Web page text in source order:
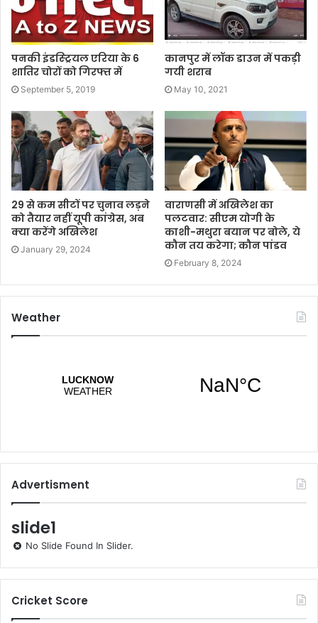
पनकी इंडस्ट्रियल एरिया के 6
शातिर चोरों को गिरफ्त में
September 5, 2019
कानपुर में लॉक डाउन में पकड़ी
गयी शराब
May 10, 2021
29 से कम सीटों पर चुनाव लड़ने
को तैयार नहीं यूपी कांग्रेस, अब
क्या करेंगे अखिलेश
January 29, 2024
वाराणसी में अखिलेश का
पलटवार: सीएम योगी के
काशी-मथुरा बयान पर बोले, ये
कौन तय करेगा; कौन पांडव
February 8, 2024
Weather
Advertisment
slide1
No Slide Found In Slider.
Cricket Score